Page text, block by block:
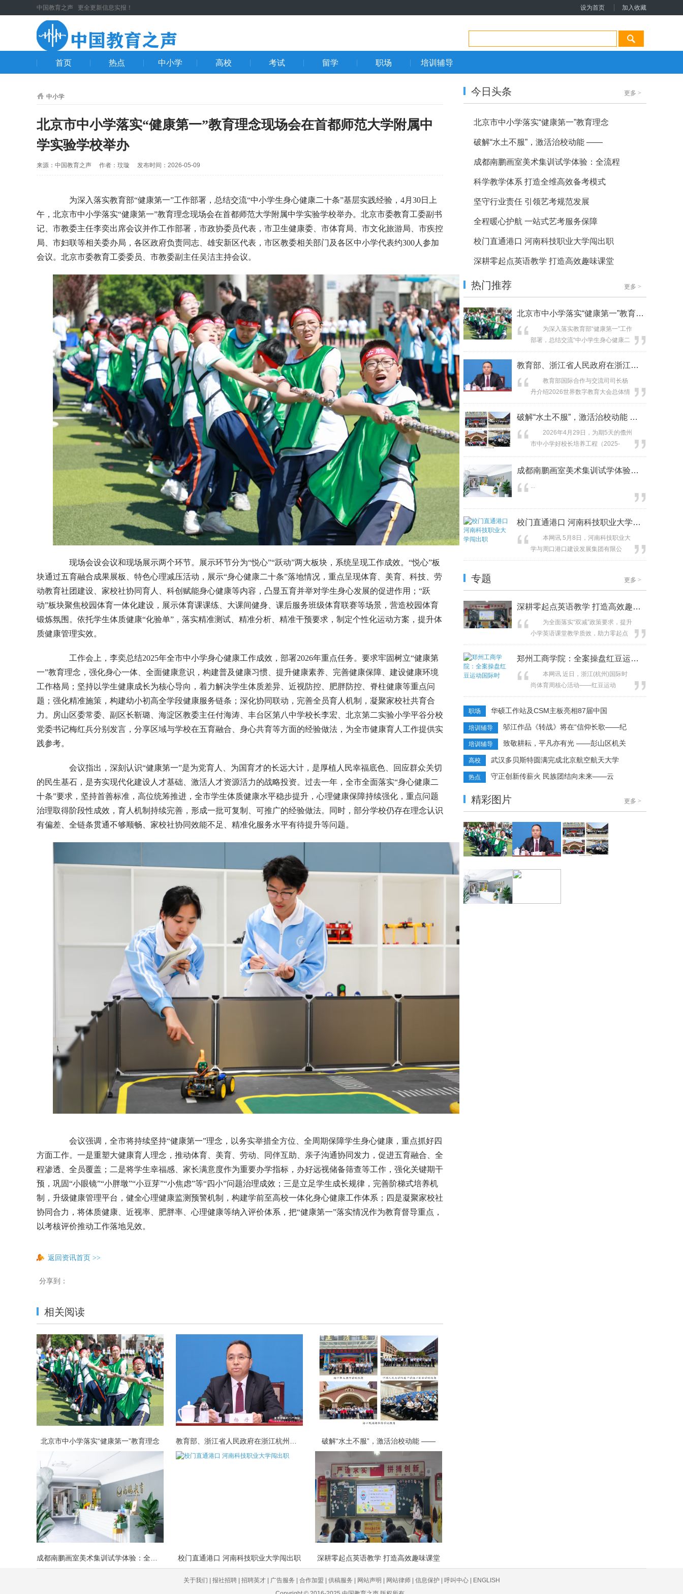
中国教育之声 更全更新信息实报！ 设为首页 加入收藏
首页 热点 中小学 高校 考试 留学 职场 培训辅导
中小学
北京市中小学落实“健康第一”教育理念现场会在首都师范大学附属中
学实验学校举办
来源：中国教育之声 作者：玟璇 发布时间：2026-05-09
为深入落实教育部“健康第一”工作部署，总结交流“中小学生身心健康二十条”基层实践经验，4月30日上
午，北京市中小学落实“健康第一”教育理念现场会在首都师范大学附属中学实验学校举办。北京市委教育工委副书
记、市教委主任李奕出席会议并作工作部署，市政协委员代表，市卫生健康委、市体育局、市文化旅游局、市疾控
局、市妇联等相关委办局，各区政府负责同志、雄安新区代表，市区教委相关部门及各区中小学代表约300人参加
会议。北京市委教育工委委员、市教委副主任吴洁主持会议。
现场会设会议和现场展示两个环节。展示环节分为“悦心”“跃动”两大板块，系统呈现工作成效。“悦心”板
块通过五育融合成果展板、特色心理减压活动，展示“身心健康二十条”落地情况，重点呈现体育、美育、科技、劳
动教育社团建设、家校社协同育人、科创赋能身心健康等内容，凸显五育并举对学生身心发展的促进作用；“跃
动”板块聚焦校园体育一体化建设，展示体育课课练、大课间健身、课后服务班级体育联赛等场景，营造校园体育
锻炼氛围。依托学生体质健康“化验单”，落实精准测试、精准分析、精准干预要求，制定个性化运动方案，提升体
质健康管理实效。
工作会上，李奕总结2025年全市中小学身心健康工作成效，部署2026年重点任务。要求牢固树立“健康第
一”教育理念，强化身心一体、全面健康意识，构建普及健康习惯、提升健康素养、完善健康保障、建设健康环境
工作格局；坚持以学生健康成长为核心导向，着力解决学生体质差异、近视防控、肥胖防控、脊柱健康等重点问
题；强化精准施策，构建幼小初高全学段健康服务链条；深化协同联动，完善全员育人机制，凝聚家校社共育合
力。房山区委常委、副区长靳璐、海淀区教委主任付海涛、丰台区第八中学校长李宏、北京第二实验小学平谷分校
党委书记梅红兵分别发言，分享区域与学校在五育融合、身心共育等方面的经验做法，为全市健康育人工作提供实
践参考。
会议指出，深刻认识“健康第一”是为党育人、为国育才的长远大计，是厚植人民幸福底色、回应群众关切
的民生基石，是夯实现代化建设人才基础、激活人才资源活力的战略投资。过去一年，全市全面落实“身心健康二
十条”要求，坚持首善标准，高位统筹推进，全市学生体质健康水平稳步提升，心理健康保障持续强化，重点问题
治理取得阶段性成效，育人机制持续完善，形成一批可复制、可推广的经验做法。同时，部分学校仍存在理念认识
有偏差、全链条贯通不够顺畅、家校社协同效能不足、精准化服务水平有待提升等问题。
会议强调，全市将持续坚持“健康第一”理念，以务实举措全方位、全周期保障学生身心健康，重点抓好四
方面工作。一是重塑大健康育人理念，推动体育、美育、劳动、同伴互助、亲子沟通协同发力，促进五育融合、全
程渗透、全员覆盖；二是将学生幸福感、家长满意度作为重要办学指标，办好远视储备筛查等工作，强化关键期干
预，巩固“小眼镜”“小胖墩”“小豆芽”“小焦虑”等“四小”问题治理成效；三是立足学生成长规律，完善阶梯式培养机
制，升级健康管理平台，健全心理健康监测预警机制，构建学前至高校一体化身心健康工作体系；四是凝聚家校社
协同合力，将体质健康、近视率、肥胖率、心理健康等纳入评价体系，把“健康第一”落实情况作为教育督导重点，
以考核评价推动工作落地见效。
返回资讯首页 >>
分享到：
相关阅读
北京市中小学落实“健康第一”教育理念 破解“水土不服”，激活治校动能 ——
校门直通港口 河南科技职业大学闯出职 深耕零起点英语教学 打造高效趣味课堂
今日头条 更多 >
北京市中小学落实“健康第一”教育理念
破解“水土不服”，激活治校动能 ——
成都南鹏画室美术集训试学体验：全流程
科学教学体系 打造全维高效备考模式
坚守行业责任 引领艺考规范发展
全程暖心护航 一站式艺考服务保障
校门直通港口 河南科技职业大学闯出职
深耕零起点英语教学 打造高效趣味课堂
热门推荐 更多 >
北京市中小学落实“健康第一”教育理念
为深入落实教育部“健康第一”工作
部署，总结交流“中小学生身心健康二
十条”基层实践经验，4月30日上午，
北京市中小学落实“健康第一”教育理念
学校举办。北京市委教育工委副书
记、市教委主任李奕出席会议并作工
康委、市体育局、市文化旅游局、市...
教育部、浙江省人民政府在浙江杭州共同
教育部国际合作与交流司司长杨
丹介绍2026世界数字教育大会总体情
况。（中国教育报记者 张劲松/
摄） 新华网北京5月7日电 经
府将于5月11日至5月13日在浙江杭州
共同举办2026世界数字教育大
会。 “世界数字教育大会是由
教育部主导发起的多边交流合作平台...
破解“水土不服”，激活治校动能 ——
2026年4月29日，为期5天的儋州
市中小学好校长培养工程（2025-
2026年度）省内跟岗研修在海口市圆
满结束。全市61名中小学校长、副校
行动领导力，赋能学校特色化发展”主
向，在专家引领、规划拆解、名校跟
岗、成果共创中完成专...
成都南鹏画室美术集训试学体验：全流程
...
校门直通港口 河南科技职业大学闯出职
本网讯 5月8日，河南科技职业大
学与周口港口建设发展集团有限公
司“产教融合基地”正式揭牌。这标志着
高校，在服务国家主要港口战略中，
层次技术技能人才培养新模式。
略定位，以共建“周口港口产业...
专题 更多 >
深耕零起点英语教学 打造高效趣味课堂
为全面落实“双减”政策要求，提升
小学英语课堂教学质效，助力零起点
学生轻松入门、稳步提升，我校立足
三年级学生认知特点，聚焦新人教版
food A Let’s spell 教学内容，扎实开
展 “情景 + 任务” 双驱教学策略 校本研
郑州工商学院：全案操盘红豆运动国际时
本网讯 近日，浙江(杭州)国际时
尚体育周核心活动——红豆运动
2026“自在如风”系列发布会在杭州临
平艺尚小镇国际秀场圆满落幕。本次
装拍摄、秀场音乐、妆造设计等全案
核心工作，均由郑州工商学院艺术学
业的创意设计与全流程落地执行能
力，亮...
职场 华硕工作站及CSM主板亮相87届中国
培训辅导 邬江作品《转战》将在“信仰长歌——纪
培训辅导 致敬耕耘，平凡亦有光 ——彭山区机关
高校 武汉多贝斯特圆满完成北京航空航天大学
热点 守正创新传薪火 民族团结向未来——云
精彩图片 更多 >
关于我们 | 报社招聘 | 招聘英才 | 广告服务 | 合作加盟 | 供稿服务 | 网站声明 | 网站律师 | 信息保护 | 呼叫中心 | ENGLISH